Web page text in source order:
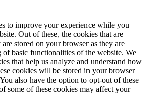
to improve your experience while you
Out of these, the cookies that are
are stored on your browser as they are
basic functionalities of the website. We
that help us analyze and understand how
cookies will be stored in your browser
also have the option to opt-out of these
some of these cookies may affect your